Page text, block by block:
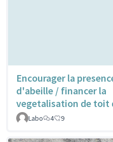
Encourager la
d'abeille / financer la
vegetalisation de toit
Labo
4 9